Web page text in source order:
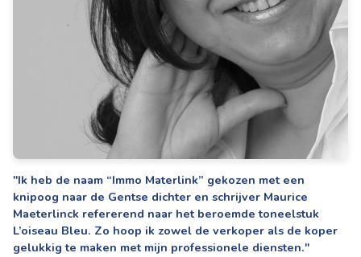
"Ik heb de naam “Immo Materlink” gekozen met een
knipoog naar de Gentse dichter en schrijver Maurice
Maeterlinck refererend naar het beroemde toneelstuk
L’oiseau Bleu. Zo hoop ik zowel de verkoper als de koper
gelukkig te maken met mijn professionele diensten."